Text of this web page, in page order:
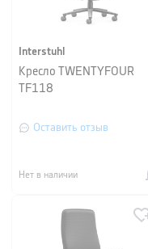
Interstuhl
Кресло TWENTYFOUR
TF118
Оставить отзыв
Нет в наличии